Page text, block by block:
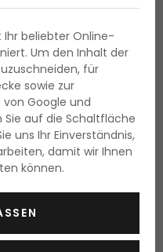
Ihr beliebter Online-
Um den Inhalt der
für
sowie zur
von Google und
auf die Schaltfläche
uns Ihr Einverständnis,
damit wir Ihnen
können.